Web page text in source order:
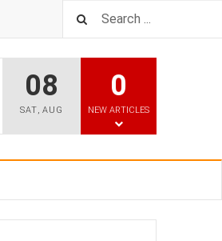
08
SAT, AUG
0
NEW ARTICLES